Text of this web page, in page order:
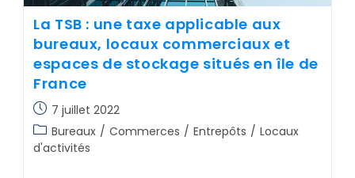
La TSB : une taxe applicable aux
bureaux, locaux commerciaux et
espaces de stockage situés en île de
France
7 juillet 2022
Bureaux / Commerces / Entrepôts / Locaux
d'activités